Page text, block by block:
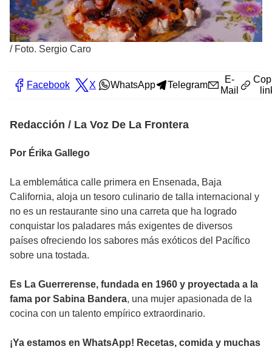
/ Foto. Sergio Caro
Facebook X WhatsApp Telegram
E-
Mail
Redacción / La Voz De La Frontera
Por Érika Gallego
La emblemática calle primera en Ensenada, Baja
California, aloja un tesoro culinario de talla internacional y
no es un restaurante sino una carreta que ha logrado
conquistar los paladares más exigentes de diversos
países ofreciendo los sabores más exóticos del Pacífico
sobre una tostada.
Es La Guerrerense, fundada en 1960 y proyectada a la
fama por Sabina Bandera, una mujer apasionada de la
cocina con un talento empírico extraordinario.
¡Ya estamos en WhatsApp! Recetas, comida y muchas